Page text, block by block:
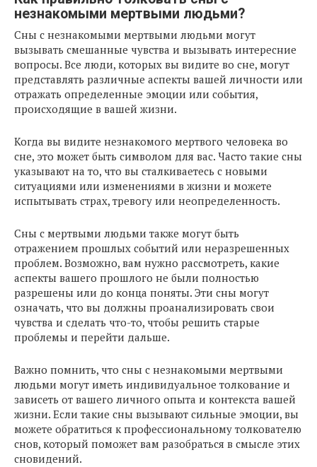
незнакомыми мертвыми людьми?
Сны с незнакомыми мертвыми людьми могут
вызывать смешанные чувства и вызывать интересние
вопросы. Все люди, которых вы видите во сне, могут
представлять различные аспекты вашей личности или
отражать определенные эмоции или события,
происходящие в вашей жизни.
Когда вы видите незнакомого мертвого человека во
сне, это может быть символом для вас. Часто такие сны
указывают на то, что вы сталкиваетесь с новыми
ситуациями или изменениями в жизни и можете
испытывать страх, тревогу или неопределенность.
Сны с мертвыми людьми также могут быть
отражением прошлых событий или неразрешенных
проблем. Возможно, вам нужно рассмотреть, какие
аспекты вашего прошлого не были полностью
разрешены или до конца поняты. Эти сны могут
означать, что вы должны проанализировать свои
чувства и сделать что-то, чтобы решить старые
проблемы и перейти дальше.
Важно помнить, что сны с незнакомыми мертвыми
людьми могут иметь индивидуальное толкование и
зависеть от вашего личного опыта и контекста вашей
жизни. Если такие сны вызывают сильные эмоции, вы
можете обратиться к профессиональному толкователю
снов, который поможет вам разобраться в смысле этих
сновидений.